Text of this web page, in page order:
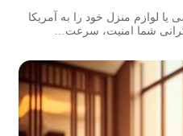
لوازم منزل خود را به آمریکا
نگرانی شما امنیت، سرعت…